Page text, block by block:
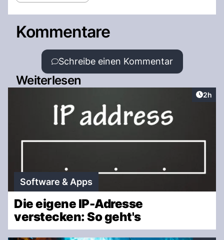
Kommentare
Schreibe einen Kommentar
Weiterlesen
2h
Software & Apps
Die eigene IP-Adresse
verstecken: So geht's